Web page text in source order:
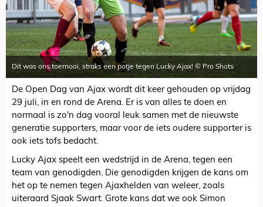
Dit was ons toernooi, straks een potje tegen Lucky Ajax! © Pro Shots
De Open Dag van Ajax wordt dit keer gehouden op vrijdag
29 juli, in en rond de Arena. Er is van alles te doen en
normaal is zo'n dag vooral leuk samen met de nieuwste
generatie supporters, maar voor de iets oudere supporter is
ook iets tofs bedacht.
Lucky Ajax speelt een wedstrijd in de Arena, tegen een
team van genodigden. Die genodigden krijgen de kans om
het op te nemen tegen Ajaxhelden van weleer, zoals
uiteraard Sjaak Swart. Grote kans dat we ook Simon